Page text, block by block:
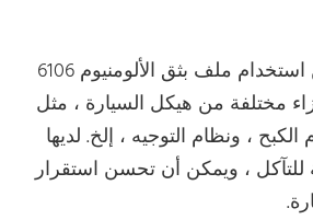
يمكن استخدام ملف بثق الألومنيوم 6106
مختلفة من هيكل السيارة ، مثل
، ونظام التوجيه ، إلخ. لديها
للتآكل ، ويمكن أن تحسن استقرار